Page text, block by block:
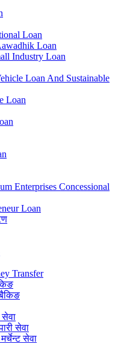
Loan
Loan
Industry Loan
Loan And Sustainable
Loan
Enterprises Concessional
Loan
Transfer
सेवा
सेवा
सेवा